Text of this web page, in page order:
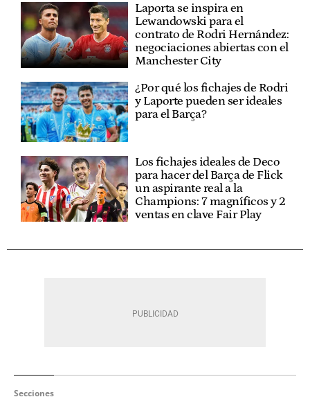
Laporta se inspira en
Lewandowski para el
contrato de Rodri Hernández:
negociaciones abiertas con el
Manchester City
¿Por qué los fichajes de Rodri
y Laporte pueden ser ideales
para el Barça?
Los fichajes ideales de Deco
para hacer del Barça de Flick
un aspirante real a la
Champions: 7 magníficos y 2
ventas en clave Fair Play
Secciones